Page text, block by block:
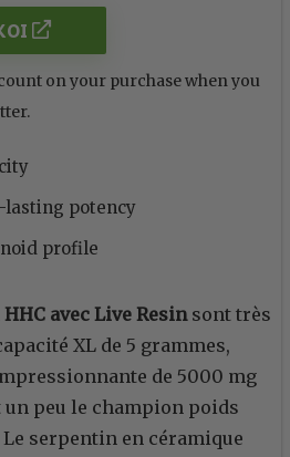
on your purchase when you
lasting potency
profile
avec Live Resinsont très
XL de 5 grammes,
de 5000 mg
un peu le champion poids
Le serpentin en céramique